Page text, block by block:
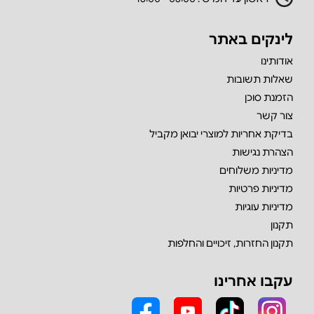
לינקים באתר
אודותינו
שאלות תשובות
הזמנת סוכן
צור קשר
בדיקת אחריות למוצרי יבואן מקביל
הצהרת נגישות
מדיניות משלוחים
מדיניות פרטיות
מדיניות עוגיות
תקנון
תקנון החזרות, זיכויים והחלפות
עקבו אחרינו